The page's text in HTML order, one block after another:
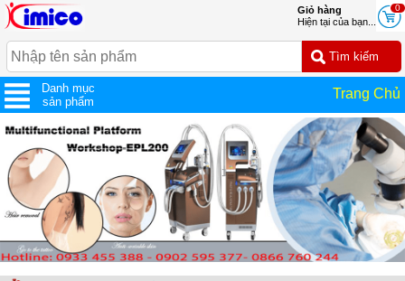
0
Giỏ hàng
Hiện tại của bạn...
Danh mục
sản phẩm
Trang Chủ